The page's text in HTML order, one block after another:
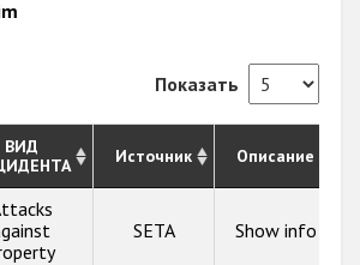
Показать
ВИД
Источник Описание
SETA Show info